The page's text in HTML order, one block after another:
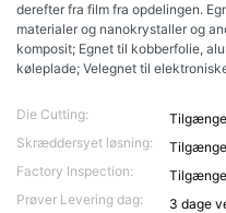
derefter fra film fra opdelingen.
materialer og nanokrystaller og
komposit; Egnet til kobberfolie,
køleplade; Velegnet til
Die Cutting:
Skræddersyet løsning:
Factory Inspection:
Prøver Levering dag:
3 dage